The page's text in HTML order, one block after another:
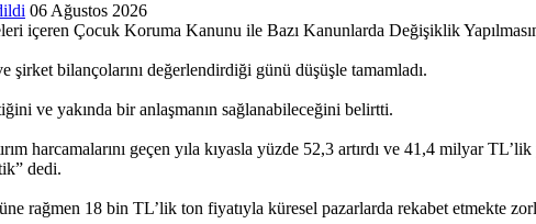
06 Ağustos 2026
içeren Çocuk Koruma Kanunu ile Bazı Kanunlarda Değişiklik
şirket bilançolarını değerlendirdiği günü düşüşle tamamladı.
ve yakında bir anlaşmanın sağlanabileceğini belirtti.
harcamalarını geçen yıla kıyasla yüzde 52,3 artırdı ve 41,4 milyar
dedi.
rağmen 18 bin TL’lik ton fiyatıyla küresel pazarlarda rekabet etmekte